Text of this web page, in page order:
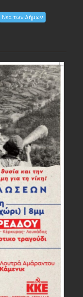
Νέα των Δήμων